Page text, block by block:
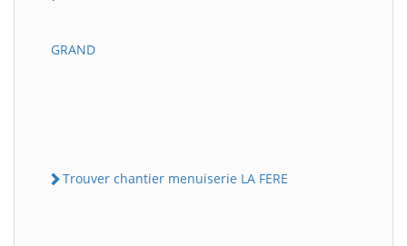
GRAND
Trouver chantier menuiserie LA FERE